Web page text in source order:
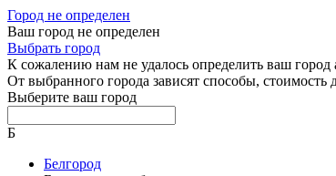
Город не определен
Ваш город не определен
Выбрать город
К сожалению нам не удалось определить ваш город
От выбранного города зависят способы, стоимость
Выберите ваш город
Б
Белгород